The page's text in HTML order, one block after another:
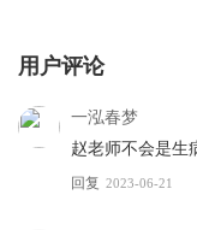
用户评论
一泓春梦
赵老师不会是生
回复 2023-06-21